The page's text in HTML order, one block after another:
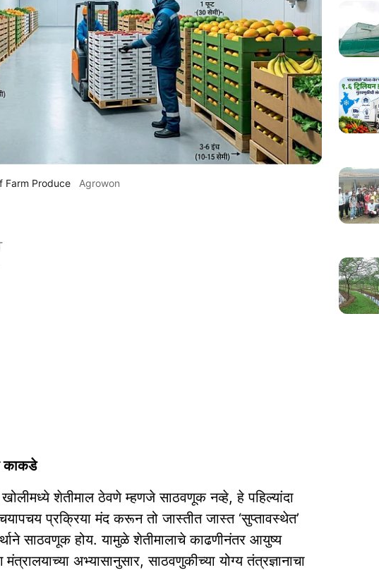
Farm Produce Agrowon
काकडे
शेतीमाल ठेवणे म्हणजे साठवणूक नव्हे, हे पहिल्यांदा
प्रक्रिया मंद करून तो जास्तीत जास्त ‘सुप्तावस्थेत’
साठवणूक होय. यामुळे शेतीमालाचे काढणीनंतर आयुष्य
अभ्यासानुसार, साठवणुकीच्या योग्य तंत्रज्ञानाचा